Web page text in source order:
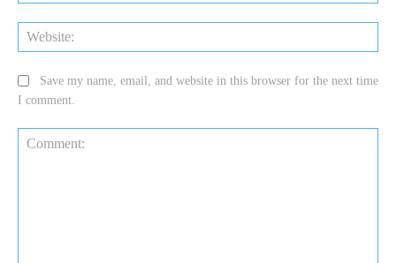
Save my name, email, and website in this browser for the next time
I comment.